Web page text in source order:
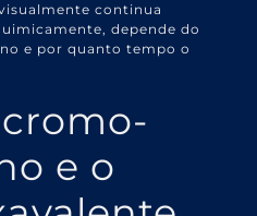
continua
depende do
e por quanto tempo o
e o